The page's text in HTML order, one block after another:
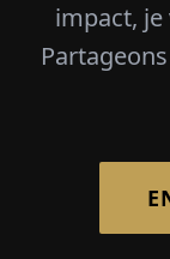
impact, je